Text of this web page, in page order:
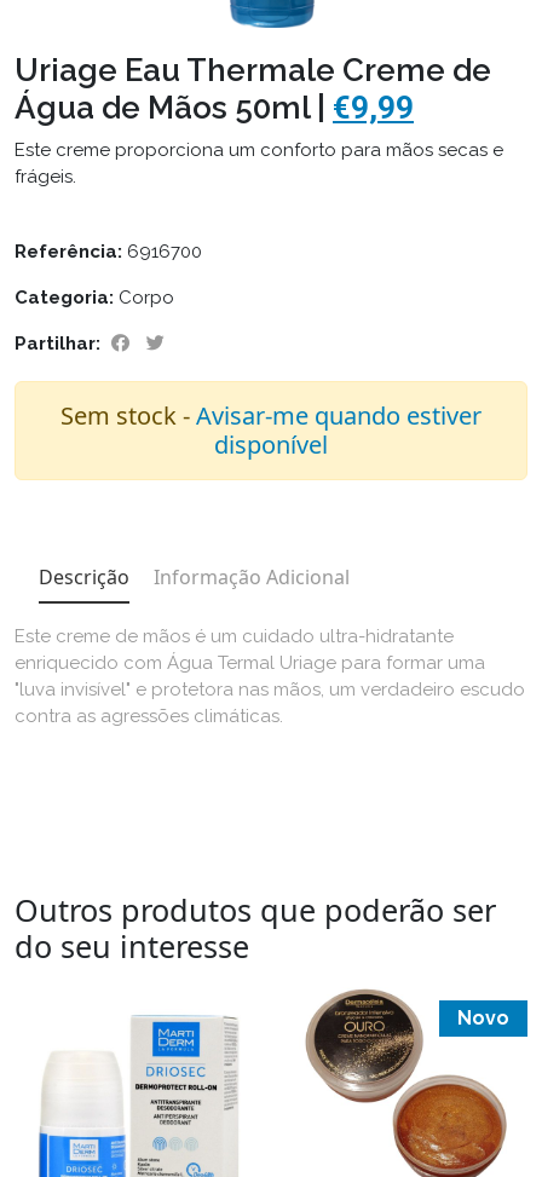
Uriage Eau Thermale Creme de
Água de Mãos 50ml | €9,99
Este creme proporciona um conforto para mãos secas e
frágeis.
Referência: 6916700
Categoria: Corpo
Partilhar:
Sem stock -Avisar-me quando estiver
disponível
Descrição Informação Adicional
Este creme de mãos é um cuidado ultra-hidratante
enriquecido com Água Termal Uriage para formar uma
"luva invisível" e protetora nas mãos, um verdadeiro escudo
contra as agressões climáticas.
Outros produtos que poderão ser
do seu interesse
Novo